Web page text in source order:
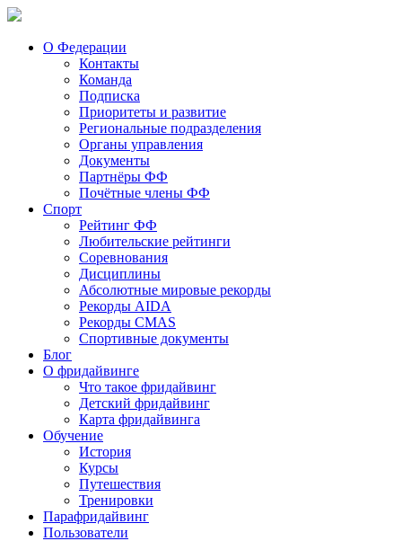
О Федерации
Контакты
Команда
Подписка
Приоритеты и развитие
Региональные подразделения
Органы управления
Документы
Партнёры ФФ
Почётные члены ФФ
Спорт
Рейтинг ФФ
Любительские рейтинги
Соревнования
Дисциплины
Абсолютные мировые рекорды
Рекорды AIDA
Рекорды CMAS
Спортивные документы
Блог
О фридайвинге
Что такое фридайвинг
Детский фридайвинг
Карта фридайвинга
Обучение
История
Курсы
Путешествия
Тренировки
Парафридайвинг
Пользователи